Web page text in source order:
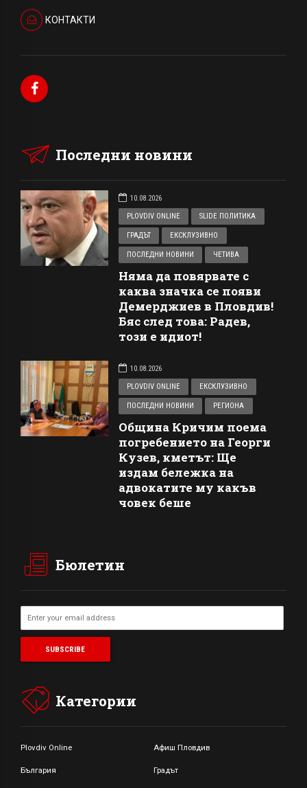
КОНТАКТИ
Последни новини
10.08.2026
PLOVDIV ONLINE
SLIDE ПОЛИТИКА
ГРАДЪТ ЕКСКЛУЗИВНО
ПОСЛЕДНИ НОВИНИ ЧЕТИВА
Няма да повярвате с
каква значка се появи
Демерджиев в Пловдив!
Бяс след това: Радев,
този е идиот!
10.08.2026
PLOVDIV ONLINE
ЕКСКЛУЗИВНО
ПОСЛЕДНИ НОВИНИ РЕГИОНА
Община Кричим поема
погребението на Георги
Кузев, кметът: Ще
издам бележка на
адвокатите му какъв
човек беше
Бюлетин
Категории
Plovdiv Online Афиш Пловдив
България Градът